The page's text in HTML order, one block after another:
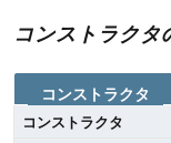
コンストラクタ
コンストラクタ
コンストラクタ